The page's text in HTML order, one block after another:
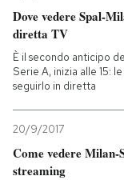
Scienza
Cultura
Economia
Sport
PODCAST
Dove vedere Spal-
diretta TV
È il secondo anticipo
Serie A, inizia alle 15:
seguirlo in diretta
20/9/2017
Come vedere Milan-
streaming